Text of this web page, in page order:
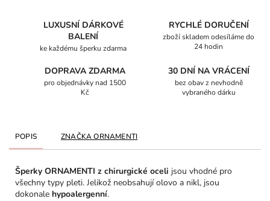
LUXUSNÍ DÁRKOVÉ
BALENÍ
ke každému šperku zdarma
RYCHLÉ DORUČENÍ
zboží skladem odesíláme do
24 hodin
DOPRAVA ZDARMA
pro objednávky nad 1500
Kč
30 DNÍ NA VRÁCENÍ
bez obav z nevhodně
vybraného dárku
POPIS ZNAČKAORNAMENTI
Šperky ORNAMENTI z chirurgické oceli jsou vhodné pro
všechny typy pleti. Jelikož neobsahují olovo a nikl, jsou
dokonale hypoalergenní.